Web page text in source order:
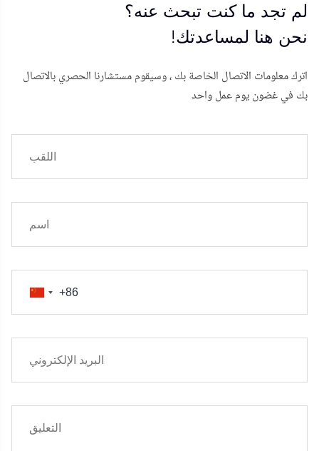
لم تجد ما كنت تبحث عنه؟
نحن هنا لمساعدتك!
اترك معلومات الاتصال الخاصة بك ، وسيقوم مستشارنا الحصري بالاتصال
بك في غضون يوم عمل واحد